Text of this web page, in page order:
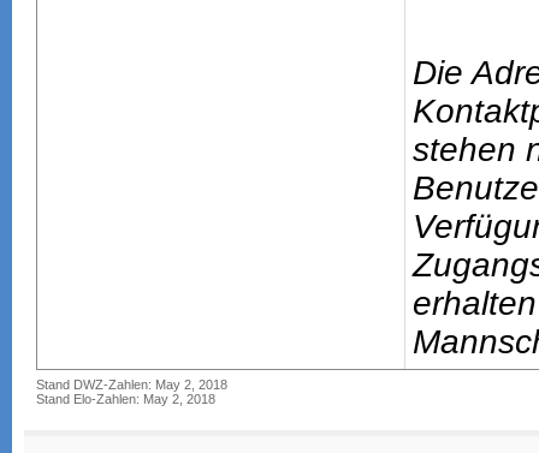
Die
stehen
Stand DWZ-Zahlen: May 2, 2018
Stand Elo-Zahlen: May 2, 2018